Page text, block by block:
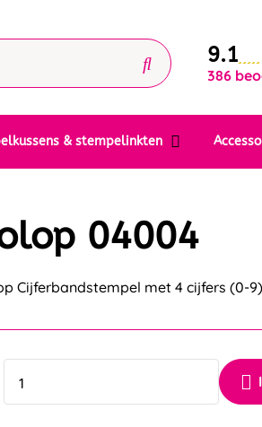
9.1
386
& stempelinkten
04004
Cijferbandstempel met 4 cijfers (0-